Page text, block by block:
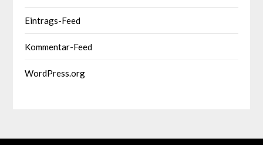
Eintrags-Feed
Kommentar-Feed
WordPress.org